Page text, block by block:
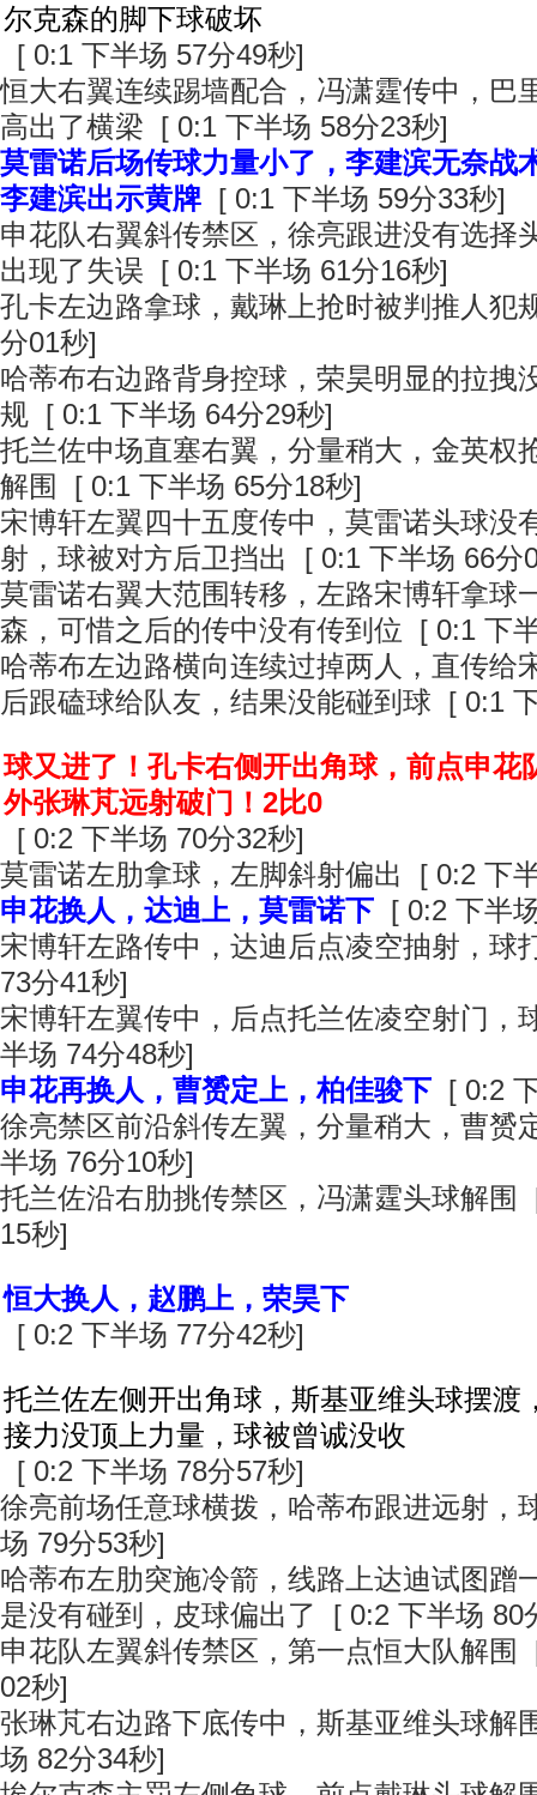
尔克森的脚下球破坏
[ 0:1 下半场 57分49秒]
恒大右翼连续踢墙配合，冯潇霆传中，巴
高出了横梁 [ 0:1 下半场 58分23秒]
莫雷诺后场传球力量小了，李建滨无奈战
李建滨出示黄牌 [ 0:1 下半场 59分33秒]
申花队右翼斜传禁区，徐亮跟进没有选择
出现了失误 [ 0:1 下半场 61分16秒]
孔卡左边路拿球，戴琳上抢时被判推人犯
分01秒]
哈蒂布右边路背身控球，荣昊明显的拉拽
规 [ 0:1 下半场 64分29秒]
托兰佐中场直塞右翼，分量稍大，金英权
解围 [ 0:1 下半场 65分18秒]
宋博轩左翼四十五度传中，莫雷诺头球没
射，球被对方后卫挡出 [ 0:1 下半场 66分
莫雷诺右翼大范围转移，左路宋博轩拿球
森，可惜之后的传中没有传到位 [ 0:1 下
哈蒂布左边路横向连续过掉两人，直传给
后跟磕球给队友，结果没能碰到球 [ 0:1
球又进了！孔卡右侧开出角球，前点申花
外张琳芃远射破门！2比0
[ 0:2 下半场 70分32秒]
莫雷诺左肋拿球，左脚斜射偏出 [ 0:2 下
申花换人，达迪上，莫雷诺下 [ 0:2 下半
宋博轩左路传中，达迪后点凌空抽射，球
73分41秒]
宋博轩左翼传中，后点托兰佐凌空射门，
半场 74分48秒]
申花再换人，曹赟定上，柏佳骏下 [ 0:2
徐亮禁区前沿斜传左翼，分量稍大，曹赟
半场 76分10秒]
托兰佐沿右肋挑传禁区，冯潇霆头球解围
15秒]
恒大换人，赵鹏上，荣昊下
[ 0:2 下半场 77分42秒]
托兰佐左侧开出角球，斯基亚维头球摆渡
接力没顶上力量，球被曾诚没收
[ 0:2 下半场 78分57秒]
徐亮前场任意球横拨，哈蒂布跟进远射，
场 79分53秒]
哈蒂布左肋突施冷箭，线路上达迪试图蹭
是没有碰到，皮球偏出了 [ 0:2 下半场 80
申花队左翼斜传禁区，第一点恒大队解围
02秒]
张琳芃右边路下底传中，斯基亚维头球解
场 82分34秒]